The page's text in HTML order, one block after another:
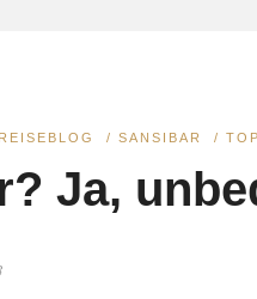
REISEBLOG / SANSIBAR / TOP
Ja,